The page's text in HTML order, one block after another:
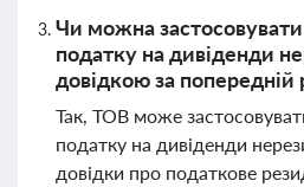
Чи можна
податку на дивіденди
довідкою за попередній
Так, ТОВ може
податку на дивіденди
довідки про податкове